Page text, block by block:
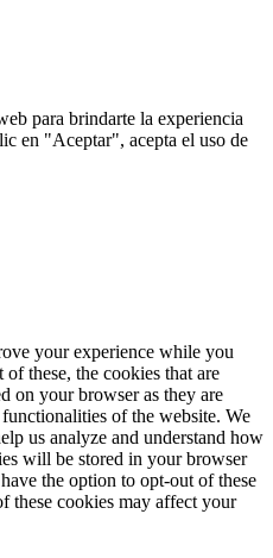
para brindarte la experiencia
en "Aceptar", acepta el uso de
your experience while you
these, the cookies that are
on your browser as they are
of the website. We
us analyze and understand how
will be stored in your browser
the option to opt-out of these
these cookies may affect your